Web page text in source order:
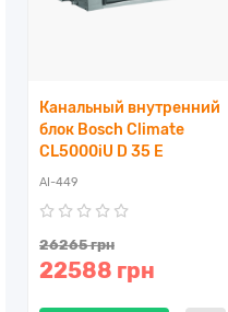
Канальный внутренний
блок Bosch Climate
CL5000iU D 35 E
AI-449
26265 грн
22588 грн